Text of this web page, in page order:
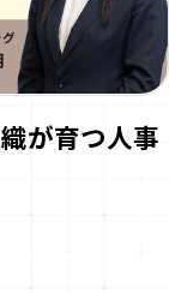
が育つ人事